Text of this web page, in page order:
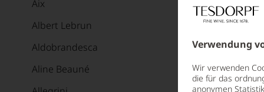
Verwendung
Wir verwenden
die für das
anonymen
Aix
Albert Lebrun
Aldobrandesca
Aline Beauné
Château
MARGAUX